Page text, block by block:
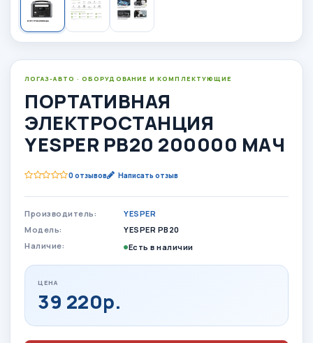
ЛОГАЗ-АВТО · ОБОРУДОВАНИЕ И КОМПЛЕКТУЮЩИЕ
ПОРТАТИВНАЯ
ЭЛЕКТРОСТАНЦИЯ
YESPER PB20 200000 МАЧ
0 отзывов Написать отзыв
Производитель:
YESPER
Модель:
YESPER PB20
Наличие:
Есть в наличии
ЦЕНА
39 220р.